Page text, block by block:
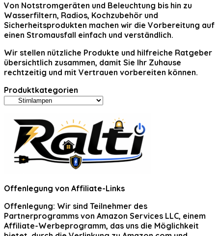
Von Notstromgeräten und Beleuchtung bis hin zu
Wasserfiltern, Radios, Kochzubehör und
Sicherheitsprodukten machen wir die Vorbereitung auf
einen Stromausfall einfach und verständlich.
Wir stellen nützliche Produkte und hilfreiche Ratgeber
übersichtlich zusammen, damit Sie Ihr Zuhause
rechtzeitig und mit Vertrauen vorbereiten können.
Produktkategorien
Offenlegung von Affiliate-Links
Offenlegung: Wir sind Teilnehmer des
Partnerprogramms von Amazon Services LLC, einem
Affiliate-Werbeprogramm, das uns die Möglichkeit